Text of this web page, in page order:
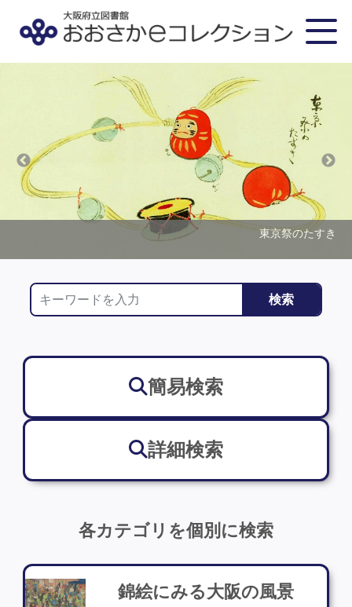
〔天神祭太鼓川渡図〕
東京祭のたすき
［川崎造幣局の図］
伏見土製入もの
大坂四天王寺
検索
簡易検索
詳細検索
各カテゴリを個別に検索
錦絵にみる大阪の風景